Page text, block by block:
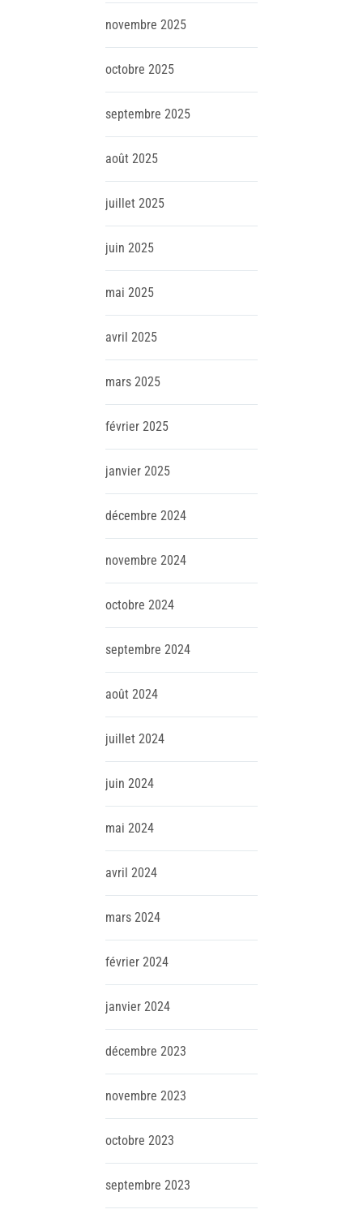
novembre 2025
octobre 2025
septembre 2025
août 2025
juillet 2025
juin 2025
mai 2025
avril 2025
mars 2025
février 2025
janvier 2025
décembre 2024
novembre 2024
octobre 2024
septembre 2024
août 2024
juillet 2024
juin 2024
mai 2024
avril 2024
mars 2024
février 2024
janvier 2024
décembre 2023
novembre 2023
octobre 2023
septembre 2023